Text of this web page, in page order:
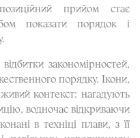
прийом стає
показати порядок і
закономірностей,
порядку. Ікони,
контекст: нагадують
водночас відкриваючи
в техніці плави, з її